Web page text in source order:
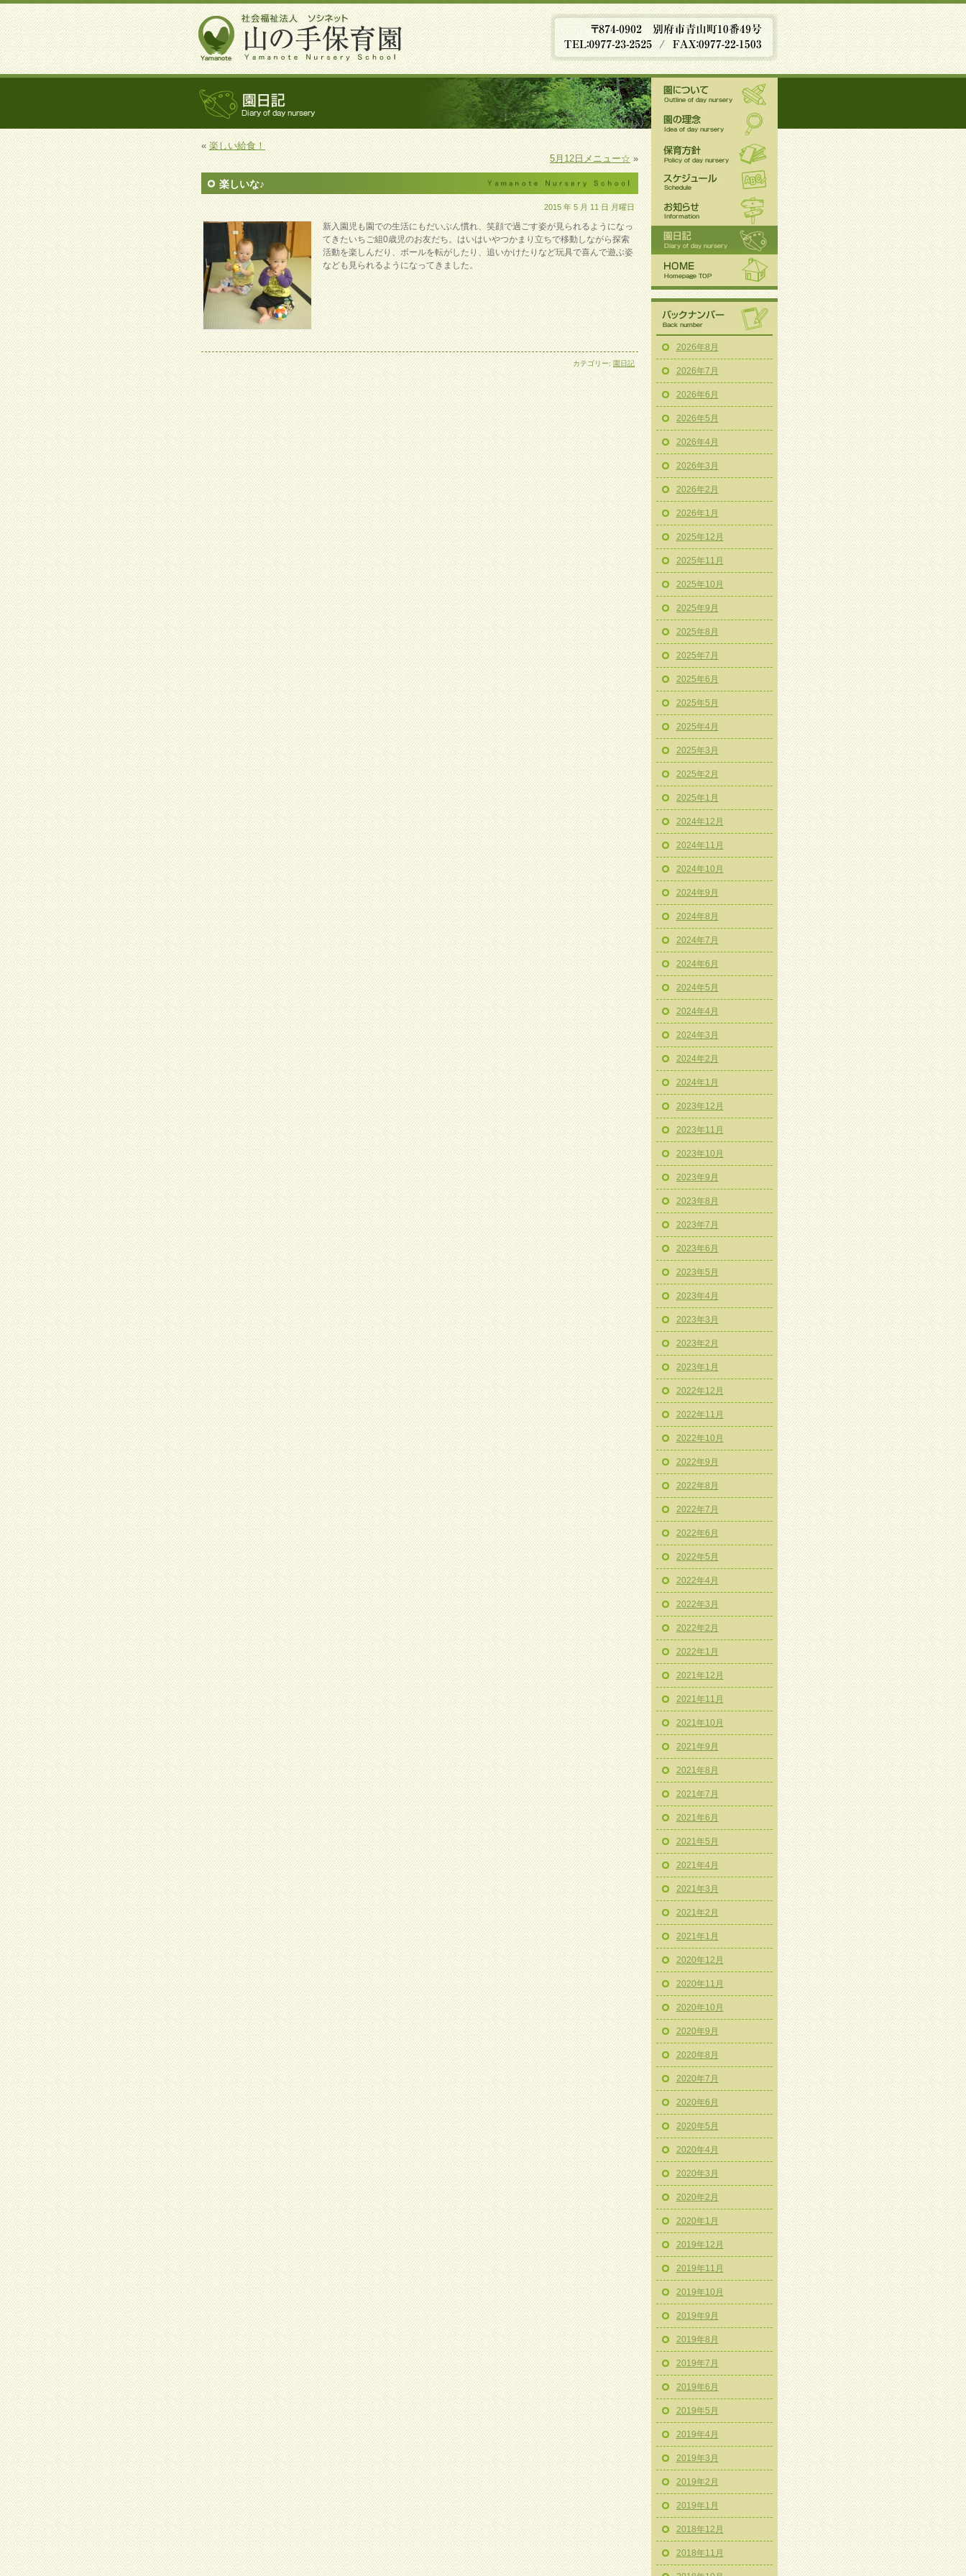
«楽しい給食！
5月12日メニュー☆ »
楽しいな♪
2015 年 5 月 11 日 月曜日
新入園児も園での生活にもだいぶん慣れ、笑顔で過ごす姿が見られるようになっ
てきたいちご組0歳児のお友だち。はいはいやつかまり立ちで移動しながら探索
活動を楽しんだり、ボールを転がしたり、追いかけたりなど玩具で喜んで遊ぶ姿
なども見られるようになってきました。
カテゴリー: 園日記
2026年8月
2026年7月
2026年6月
2026年5月
2026年4月
2026年3月
2026年2月
2026年1月
2025年12月
2025年11月
2025年10月
2025年9月
2025年8月
2025年7月
2025年6月
2025年5月
2025年4月
2025年3月
2025年2月
2025年1月
2024年12月
2024年11月
2024年10月
2024年9月
2024年8月
2024年7月
2024年6月
2024年5月
2024年4月
2024年3月
2024年2月
2024年1月
2023年12月
2023年11月
2023年10月
2023年9月
2023年8月
2023年7月
2023年6月
2023年5月
2023年4月
2023年3月
2023年2月
2023年1月
2022年12月
2022年11月
2022年10月
2022年9月
2022年8月
2022年7月
2022年6月
2022年5月
2022年4月
2022年3月
2022年2月
2022年1月
2021年12月
2021年11月
2021年10月
2021年9月
2021年8月
2021年7月
2021年6月
2021年5月
2021年4月
2021年3月
2021年2月
2021年1月
2020年12月
2020年11月
2020年10月
2020年9月
2020年8月
2020年7月
2020年6月
2020年5月
2020年4月
2020年3月
2020年2月
2020年1月
2019年12月
2019年11月
2019年10月
2019年9月
2019年8月
2019年7月
2019年6月
2019年5月
2019年4月
2019年3月
2019年2月
2019年1月
2018年12月
2018年11月